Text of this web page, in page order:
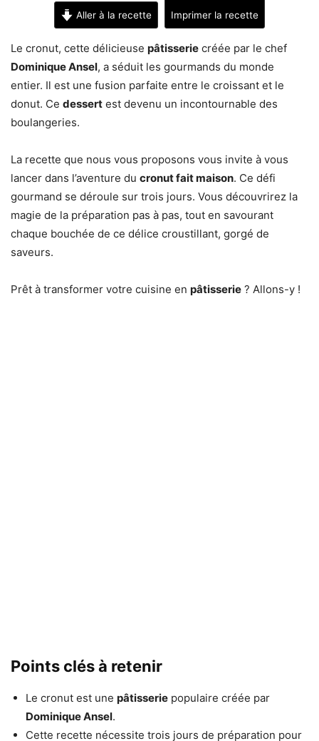
Aller à la recette Imprimer la recette
Le cronut, cette délicieuse pâtisserie créée par le chef
Dominique Ansel, a séduit les gourmands du monde
entier. Il est une fusion parfaite entre le croissant et le
donut. Ce dessert est devenu un incontournable des
boulangeries.
La recette que nous vous proposons vous invite à vous
lancer dans l’aventure du cronut fait maison. Ce défi
gourmand se déroule sur trois jours. Vous découvrirez la
magie de la préparation pas à pas, tout en savourant
chaque bouchée de ce délice croustillant, gorgé de
saveurs.
Prêt à transformer votre cuisine en pâtisserie ? Allons-y !
Points clés à retenir
Le cronut est une pâtisserie populaire créée par
Dominique Ansel.
Cette recette nécessite trois jours de préparation pour